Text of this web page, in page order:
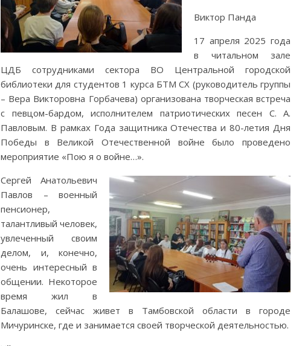
Виктор Панда
17 апреля 2025 года
в читальном зале
ЦДБ сотрудниками сектора ВО Центральной городской
библиотеки для студентов 1 курса БТМ СХ (руководитель группы
– Вера Викторовна Горбачева) организована творческая встреча
с певцом-бардом, исполнителем патриотических песен С. А.
Павловым. В рамках Года защитника Отечества и 80-летия Дня
Победы в Великой Отечественной войне было проведено
мероприятие «Пою я о войне…».
Сергей Анатольевич
Павлов – военный
пенсионер,
талантливый человек,
увлеченный своим
делом, и, конечно,
очень интересный в
общении. Некоторое
время жил в
Балашове, сейчас живет в Тамбовской области в городе
Мичуринске, где и занимается своей творческой деятельностью.